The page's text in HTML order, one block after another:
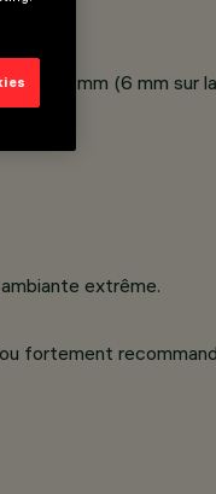
de 5 mm (6 mm sur
extrême.
fortement